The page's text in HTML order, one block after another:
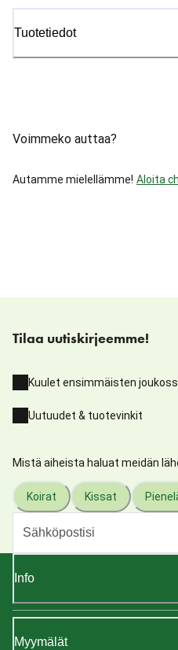
Tuotetiedot
Voimmeko auttaa?
Autamme mielellämme! Aloita
Tilaa uutiskirjeemme!
Kuulet ensimmäisten
Uutuudet & tuotevinkit
Mistä aiheista haluat meidän
Koirat Kissat
Info
Myymälät